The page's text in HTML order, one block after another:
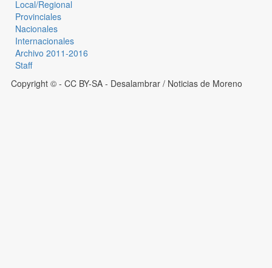
Local/Regional
Provinciales
Nacionales
Internacionales
Archivo 2011-2016
Staff
Copyright © - CC BY-SA - Desalambrar / Noticias de Moreno